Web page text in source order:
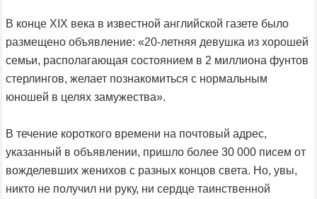
В конце XIX века в известной английской газете было
размещено объявление: «20-летняя девушка из хорошей
семьи, располагающая состоянием в 2 миллиона фунтов
стерлингов, желает познакомиться с нормальным
юношей в целях замужества».
В течение короткого времени на почтовый адрес,
указанный в объявлении, пришло более 30 000 писем от
вожделевших женихов с разных концов света. Но, увы,
никто не получил ни руку, ни сердце таинственной